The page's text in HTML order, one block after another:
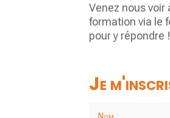
Venez nous voir
formation via le
pour y répondre !
Je